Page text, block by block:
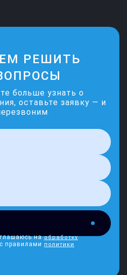
РЕШИТЬ
больше узнать о
оставьте заявку — и
наобработку
правилами политики